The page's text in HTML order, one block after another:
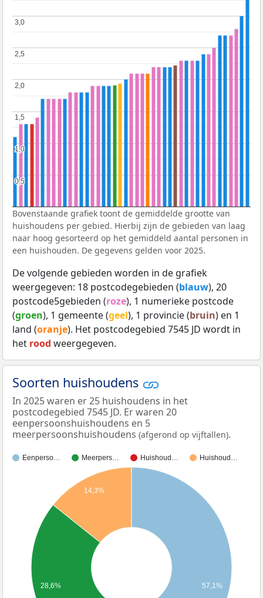
0,5
0,5
1,0
1,0
1,5
1,5
2,0
2,0
2,5
2,5
3,0
3,0
Bovenstaande grafiek toont de gemiddelde grootte van
huishoudens per gebied. Hierbij zijn de gebieden van laag
naar hoog gesorteerd op het gemiddeld aantal personen in
een huishouden. De gegevens gelden voor 2025.
De volgende gebieden worden in de grafiek
weergegeven: 18 postcodegebieden (blauw), 20
postcode5gebieden (roze), 1 numerieke postcode
(groen), 1 gemeente (geel), 1 provincie (bruin) en 1
land (oranje). Het postcodegebied 7545 JD wordt in
het rood weergegeven.
Soorten huishoudens
In 2025 waren er 25 huishoudens in het
postcodegebied 7545 JD. Er waren 20
eenpersoonshuishoudens en 5
meerpersoonshuishoudens (afgerond op vijftallen).
Eenperso… Meerpers… Huishoud… Huishoud…
14,3%
28,6% 57,1%